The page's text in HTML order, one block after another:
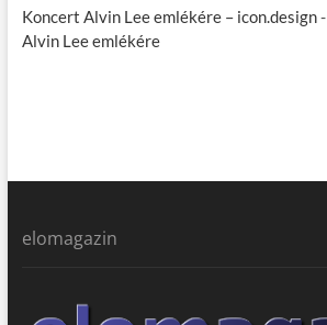
Koncert Alvin Lee emlékére – icon.design-
Alvin Lee emlékére
elomagazin